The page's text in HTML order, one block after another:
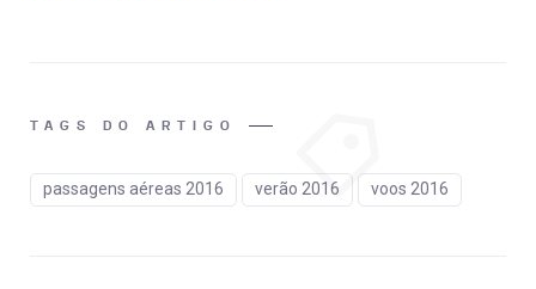
TAGS DO ARTIGO
passagens aéreas 2016 verão 2016 voos 2016